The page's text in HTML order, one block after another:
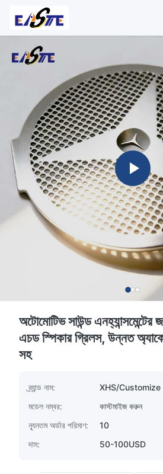
অটোমোটিভ সাউন্ড এনহ্যান্সমেন্টের
এচড স্পিকার গ্রিলস, উন্নত
সহ
ব্র্যান্ড নাম:
XHS/Customize
মডেল নম্বর:
কাস্টমাইজ করুন
ন্যূনতম অর্ডার পরিমাণ:
10
দাম:
50-100USD